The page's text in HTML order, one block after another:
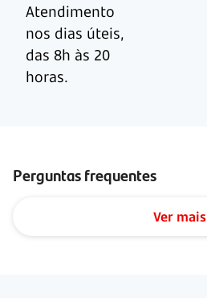
Atendimento
nos dias úteis,
das 8h às 20
horas.
Perguntas frequentes
Ver mais